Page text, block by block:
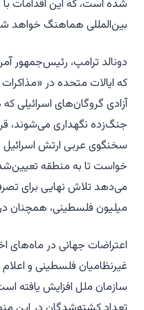
شده است، که این اقدامات
بین‌المللی هماهنگ خواهد
دونالد ترامپ، رئیس‌جمهور
که ایالات متحده در
آزادی گروگان‌های اسرائیلی
جنگ‌زده نگهداری می‌شوند،
سخنگوی عربی ارتش
خواست تا به منطقه
میلیون فلسطینی، همچنان
اعتراضات جهانی در ماه‌های
غیرنظامیان فلسطینی و
سازمان ملل افزایش یافته